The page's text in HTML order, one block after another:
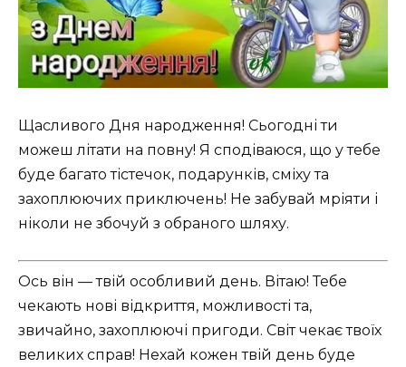
Щасливого Дня народження! Сьогодні ти
можеш літати на повну! Я сподіваюся, що у тебе
буде багато тістечок, подарунків, сміху та
захоплюючих приключень! Не забувай мріяти і
ніколи не збочуй з обраного шляху.
Ось він — твій особливий день. Вітаю! Тебе
чекають нові відкриття, можливості та,
звичайно, захоплюючі пригоди. Світ чекає твоїх
великих справ! Нехай кожен твій день буде